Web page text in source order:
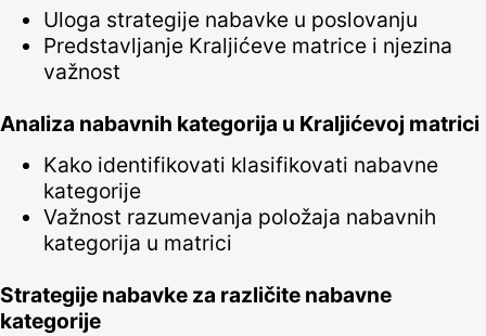
Uloga strategije nabavke u poslovanju
Predstavljanje Kraljićeve matrice i njezina
važnost
Analiza nabavnih kategorija u Kraljićevoj matrici
Kako identifikovati klasifikovati nabavne
kategorije
Važnost razumevanja položaja nabavnih
kategorija u matrici
Strategije nabavke za različite nabavne
kategorije